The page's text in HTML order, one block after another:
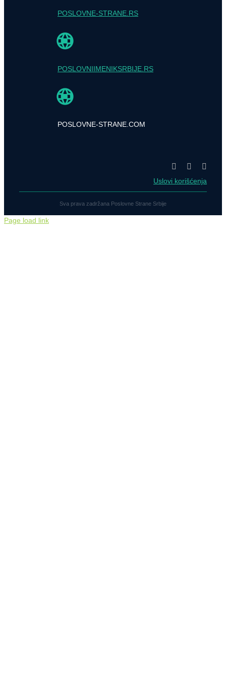
POSLOVNE-STRANE.RS
POSLOVNIIMENIKSRBIJE.RS
POSLOVNE-STRANE.COM
Uslovi korišćenja
Sva prava zadržana Poslovne Strane Srbije
Page load link